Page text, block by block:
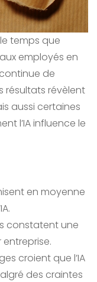
temps que
employés en
de
résultats révèlent
aussi certaines
l’IA influence le
en moyenne
constatent une
croient que l’IA
des craintes